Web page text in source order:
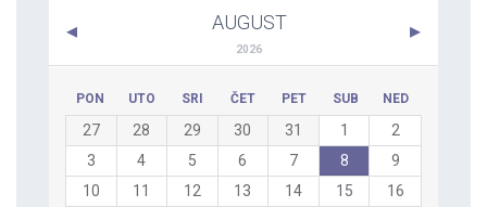
AUGUST
2026
PON UTO SRI ČET PET SUB NED
27 28 29 30 31 1
2
3
4 5 6 7 8
9
10
11 12 13 14 15
16